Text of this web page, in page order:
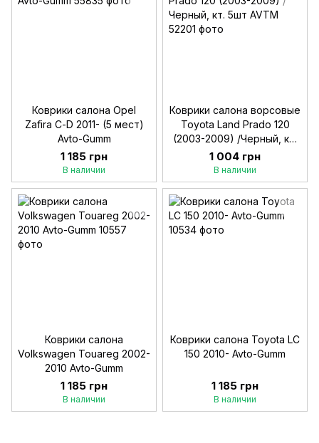
Коврики салона Opel
Zafira С-D 2011- (5 мест)
Avto-Gumm
1 185 грн
В наличии
Коврики салона ворсовые
Toyota Land Prado 120
(2003-2009) /Черный, кт.
5шт AVTM
1 004 грн
В наличии
Коврики салона
Volkswagen Touareg 2002-
2010 Avto-Gumm
1 185 грн
В наличии
Коврики салона Toyota LC
150 2010- Avto-Gumm
1 185 грн
В наличии